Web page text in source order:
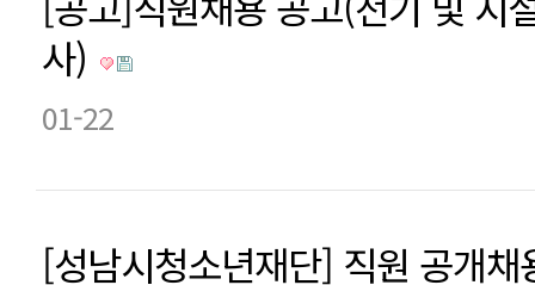
사)
01-22
[성남시청소년재단] 직원 공개